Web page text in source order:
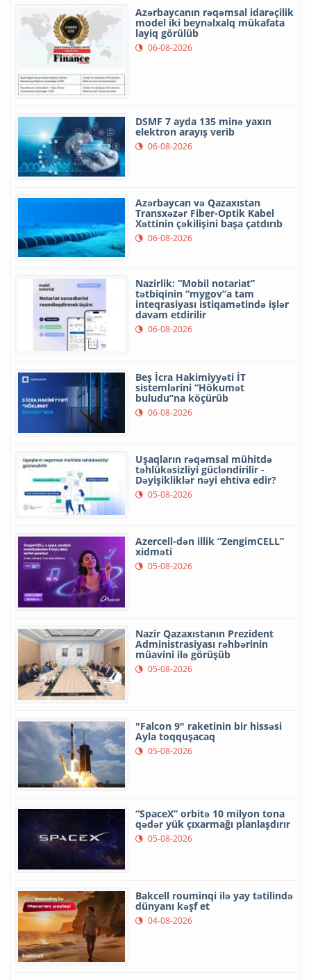
Azərbaycanın rəqəmsal idarəçilik
model iki beynəlxalq mükafata
layiq görülüb
06-08-2026
DSMF 7 ayda 135 minə yaxın
elektron arayış verib
06-08-2026
Azərbaycan və Qazaxıstan
Transxəzər Fiber-Optik Kabel
Xəttinin çəkilişini başa çatdırıb
06-08-2026
Nazirlik: “Mobil notariat”
tətbiqinin “mygov”a tam
inteqrasiyası istiqamətində işlər
davam etdirilir
06-08-2026
Beş İcra Hakimiyyəti İT
sistemlərini “Hökumət
buludu”na köçürüb
06-08-2026
Uşaqların rəqəmsal mühitdə
təhlükəsizliyi gücləndirilir -
Dəyişikliklər nəyi ehtiva edir?
05-08-2026
Azercell-dən illik “ZengimCELL”
xidməti
05-08-2026
Nazir Qazaxıstanın Prezident
Administrasiyası rəhbərinin
müavini ilə görüşüb
05-08-2026
"Falcon 9" raketinin bir hissəsi
Ayla toqquşacaq
05-08-2026
“SpaceX” orbitə 10 milyon tona
qədər yük çıxarmağı planlaşdırır
05-08-2026
Bakcell rouminqi ilə yay tətilində
dünyanı kəşf et
04-08-2026